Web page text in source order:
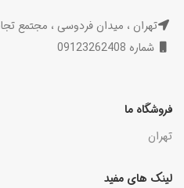
تهران ، میدان فردوسی ، مجتمع تجارت
شماره 09123262408
فروشگاه ما
تهران
لینک های مفید